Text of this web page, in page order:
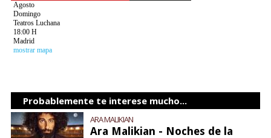
Agosto
Domingo
Teatros Luchana
18:00 H
Madrid
mostrar mapa
Probablemente te interese mucho...
ARA MALIKIAN
Ara Malikian - Noches de la